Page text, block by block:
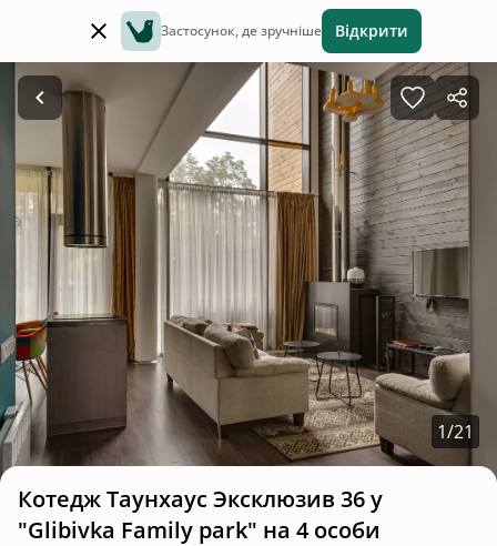
Застосунок, де зручніше Відкрити
1/21
Котедж Таунхаус Эксклюзив 36 у
"Glibivka Family park" на 4 особи